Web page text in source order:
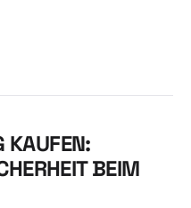
KAUFEN:
BEIM